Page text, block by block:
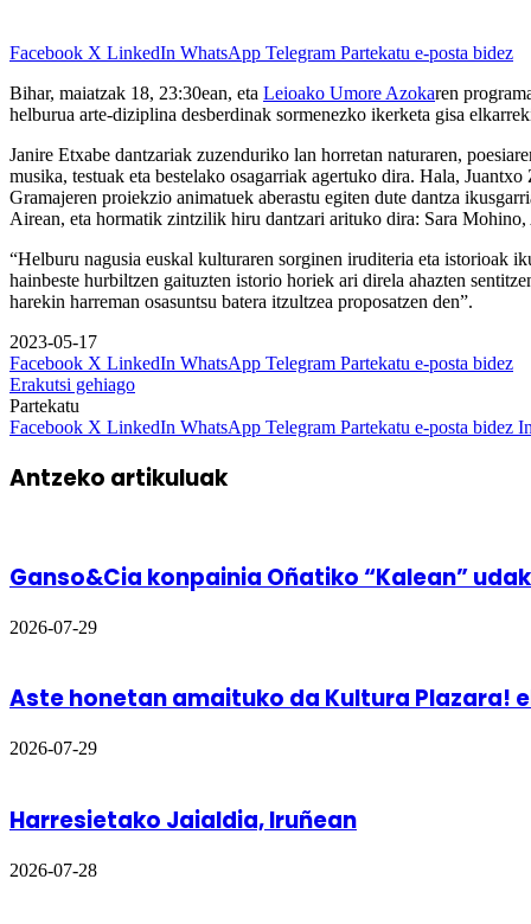
Facebook X LinkedIn WhatsApp Telegram Partekatu e-posta bidez
Bihar, maiatzak 18, 23:30ean, eta Leioako Umore Azokaren
helburua arte-diziplina desberdinak sormenezko ikerketa gisa
Janire Etxabe dantzariak zuzenduriko lan horretan naturaren,
musika, testuak eta bestelako osagarriak agertuko dira. Hala,
Gramajeren proiekzio animatuek aberastu egiten dute dantza
Airean, eta hormatik zintzilik hiru dantzari arituko dira: Sara Mohino,
“Helburu nagusia euskal kulturaren sorginen iruditeria eta istorioak
hainbeste hurbiltzen gaituzten istorio horiek ari direla ahazten
harekin harreman osasuntsu batera itzultzea proposatzen den”.
2023-05-17
Facebook X LinkedIn WhatsApp Telegram Partekatu e-posta bidez
Erakutsi gehiago
Partekatu
Facebook X LinkedIn WhatsApp Telegram Partekatu e-posta bidez
Antzeko artikuluak
Ganso&Cia konpainia Oñatiko “Kalean”
2026-07-29
Aste honetan amaituko da Kultura Plazara!
2026-07-29
Harresietako Jaialdia, Iruñean
2026-07-28